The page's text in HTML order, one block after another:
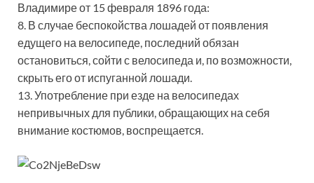
Владимире от 15 февраля 1896 года:
8. В случае беспокойства лошадей от появления
едущего на велосипеде, последний обязан
остановиться, сойти с велосипеда и, по возможности,
скрыть его от испуганной лошади.
13. Употребление при езде на велосипедах
непривычных для публики, обращающих на себя
внимание костюмов, воспрещается.